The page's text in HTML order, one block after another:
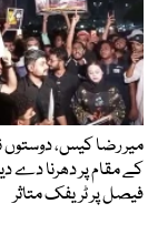
میر رضا کیس، دوستوں
کے مقام پر دھرنا دے
فیصل پر ٹریفک متاثر